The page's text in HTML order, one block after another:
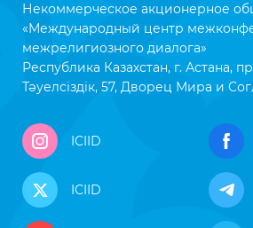
Некоммерческое акционерное
«Международный центр
межрелигиозного диалога»
Республика Казахстан, г. Астана,
Тәуелсіздік, 57, Дворец Мира и
ICIID
ICIID